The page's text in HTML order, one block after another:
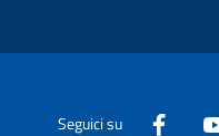
Seguici su